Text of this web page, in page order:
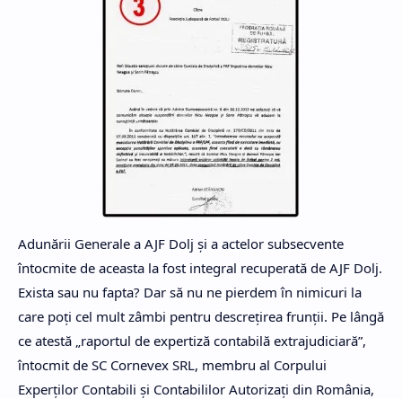
Adunării Generale a AJF Dolj şi a actelor subsecvente
întocmite de aceasta la fost integral recuperată de AJF Dolj.
Exista sau nu fapta? Dar să nu ne pierdem în nimicuri la
care poţi cel mult zâmbi pentru descreţirea frunţii. Pe lângă
ce atestă „raportul de expertiză contabilă extrajudiciară”,
întocmit de SC Cornevex SRL, membru al Corpului
Experţilor Contabili şi Contabililor Autorizaţi din România,